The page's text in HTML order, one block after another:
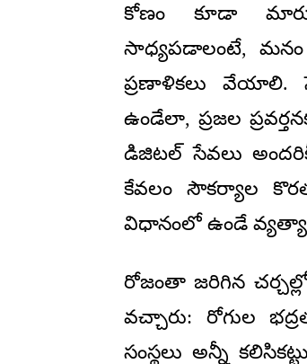
కోణం కూడా
సాధ్యపడాలంటే, మనం
ప్రణాళికలు వేయాలి.
ఉండేలా, ప్రజల
డిజిటల్ సేవలు
కేవలం సౌకర్యాల
విధానంలో ఉండే
రోజంతా జరిగిన
వచ్చారు: రోగుల
సంస్థలు అన్నీ